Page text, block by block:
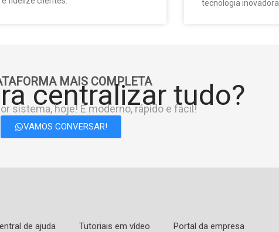
tecnologia inovadora.
MAIS COMPLETA
centralizar tudo?
sistema, hoje! É moderno, rápido e fácil!
VAMOS CONVERSAR!
de ajuda Tutoriais em vídeo Portal da empresa